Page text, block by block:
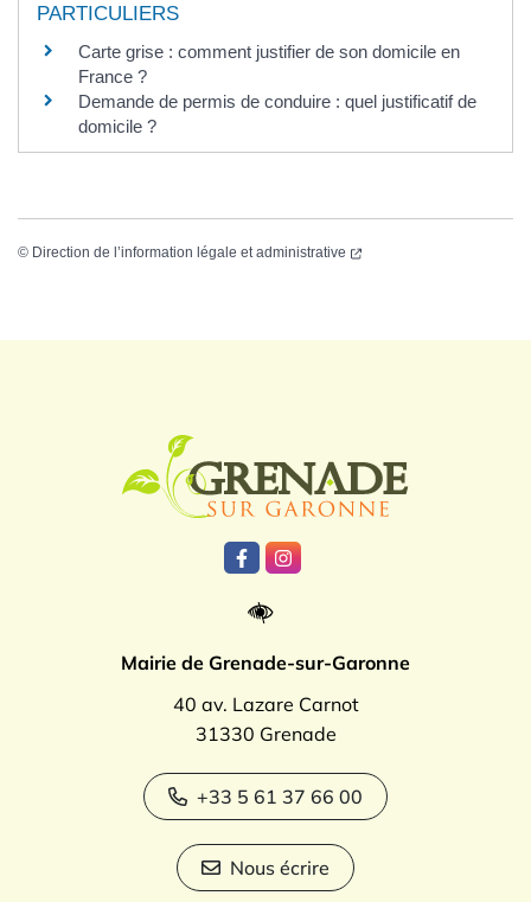
PARTICULIERS
Carte grise : comment justifier de son domicile en
France ?
Demande de permis de conduire : quel justificatif de
domicile ?
© Direction de l’information légale et administrative
Lien vers le compte Facebook
Lien vers le compte
Mairie de Grenade-sur-Garonne
40 av. Lazare Carnot
31330 Grenade
+33 5 61 37 66 00
Nous écrire